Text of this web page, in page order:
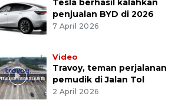
Tesla berhasil kalahkan
penjualan BYD di 2026
7 April 2026
Video
Travoy, teman perjalanan
pemudik di Jalan Tol
2 April 2026